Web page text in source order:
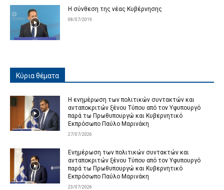
Η σύνθεση της νέας Κυβέρνησης
08/07/2019
Κύρια θέματα
Η ενημέρωση των πολιτικών συντακτών και
ανταποκριτών ξένου Τύπου από τον Υφυπουργό
παρά τω Πρωθυπουργώ και Κυβερνητικό
Εκπρόσωπο Παύλο Μαρινάκη
27/07/2026
Ενημέρωση των πολιτικών συντακτών και
ανταποκριτών ξένου Τύπου από τον Υφυπουργό
παρά τω Πρωθυπουργώ και Κυβερνητικό
Εκπρόσωπο Παύλο Μαρινάκη
23/07/2026